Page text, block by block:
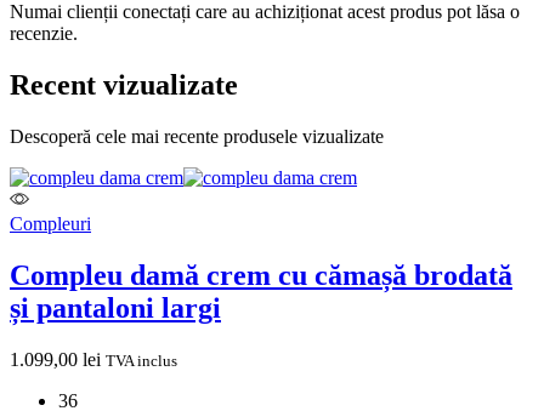
Numai clienții conectați care au achiziționat acest produs pot lăsa o
recenzie.
Recent vizualizate
Descoperă cele mai recente produsele vizualizate
Compleuri
Compleu damă crem cu cămașă brodată
și pantaloni largi
1.099,00 lei TVA inclus
36